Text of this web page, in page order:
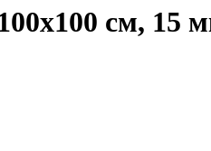
см, 15